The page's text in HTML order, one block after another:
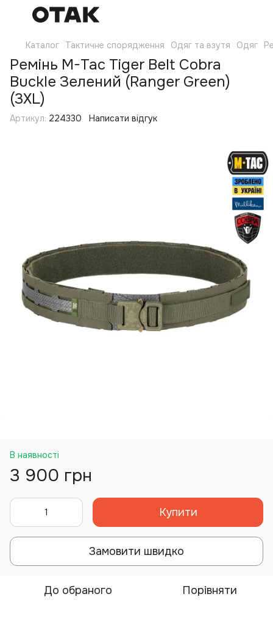
Каталог Тактичне спорядження Одяг та взутя Одяг
Ремінь M-Tac Tiger Belt Cobra
Buckle Зелений (Ranger Green)
(3XL)
Артикул: 224330 Написати відгук
В наявності
3 900 грн
Купити
Замовити швидко
До обраного Порівняти